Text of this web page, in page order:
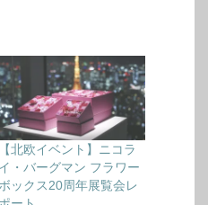
【北欧イベント】ニコラ
イ・バーグマン フラワー
ボックス20周年展覧会レ